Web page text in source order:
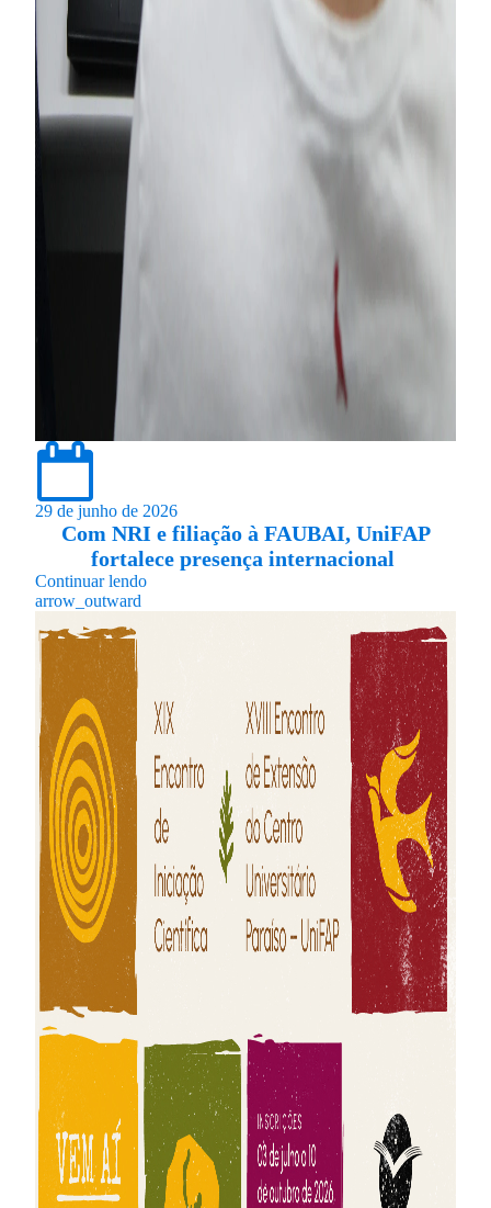
29 de junho de 2026
Com NRI e filiação à FAUBAI, UniFAP
fortalece presença internacional
Continuar lendo
arrow_outward